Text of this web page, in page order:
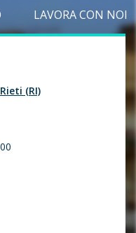
LAVORA CON NOI
(RI)